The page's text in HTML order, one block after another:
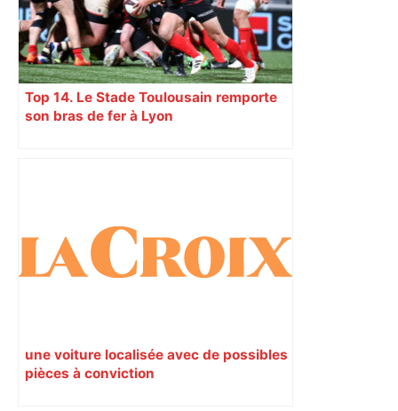
Top 14. Le Stade Toulousain remporte
son bras de fer à Lyon
une voiture localisée avec de possibles
pièces à conviction